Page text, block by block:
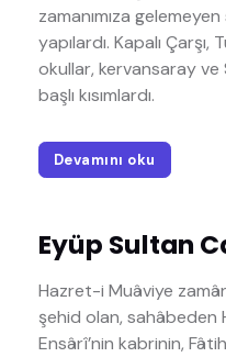
zamanımıza
yapılardı. Kapalı
okullar, kervansaray
başlı kısımlardı.
Devamını oku
Eyüp Sultan
Hazret-i Muâviye
şehid olan, sahâbeden
Ensârî’nin kabrinin,